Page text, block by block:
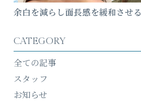
余白を減らし面長感を緩和させる
CATEGORY
全ての記事
スタッフ
お知らせ